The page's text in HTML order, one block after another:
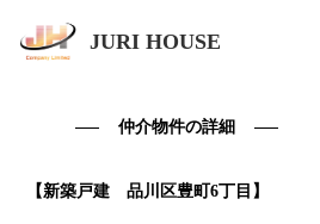
JURI HOUSE
仲介物件の詳細
【新築戸建 品川区豊町6丁目】